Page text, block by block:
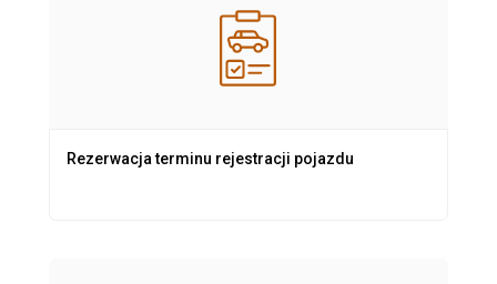
Rezerwacja terminu rejestracji pojazdu